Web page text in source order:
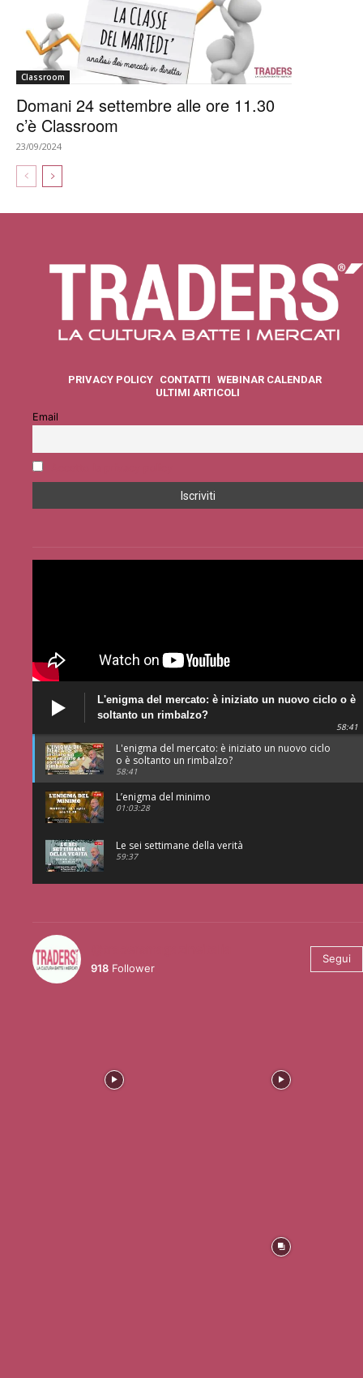
Classroom
Domani 24 settembre alle ore 11.30
c’è Classroom
23/09/2024
PRIVACY POLICY CONTATTI WEBINAR CALENDAR
ULTIMI ARTICOLI
Email
L'enigma del mercato: è iniziato un nuovo ciclo o è
soltanto un rimbalzo?
58:41
L'enigma del mercato: è iniziato un nuovo ciclo
o è soltanto un rimbalzo?
58:41
L’enigma del minimo
01:03:28
Le sei settimane della verità
59:37
918 Follower
Segui